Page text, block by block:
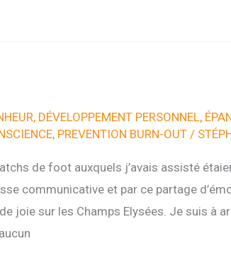
, DÉVELOPPEMENT PERSONNEL,
, PREVENTION BURN-OUT/
de foot auxquels j’avais assisté
communicative et par ce partage
joie sur les Champs Elysées. Je suis à